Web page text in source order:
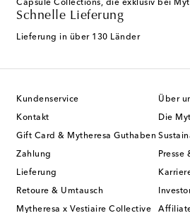
Capsule Collections, die exklusiv bei
Schnelle Lieferung
Lieferung in über 130 Länder
Kundenservice
Kontakt
Gift Card & Mytheresa Guthaben
Zahlung
Lieferung
Retoure & Umtausch
Mytheresa x Vestiaire Collective
Über
Die
Presse